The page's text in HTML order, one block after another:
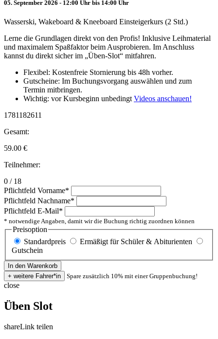
05. September 2026 - 12:00 Uhr bis 14:00 Uhr
Wasserski, Wakeboard & Kneeboard Einsteigerkurs (2 Std.)
Lerne die Grundlagen direkt von den Profis! Inklusive Leihmaterial
und maximalem Spaßfaktor beim Ausprobieren. Im Anschluss
kannst du direkt sicher im „Üben-Slot“ mitfahren.
Flexibel: Kostenfreie Stornierung bis 48h vorher.
Gutscheine: Im Buchungsvorgang auswählen und zum
Termin mitbringen.
Wichtig: vor Kursbeginn unbedingt Videos anschauen!
1781182611
Gesamt:
59.00 €
Teilnehmer:
0 / 18
Pflichtfeld Vorname*
Pflichtfeld Nachname*
Pflichtfeld E-Mail*
* notwendige Angaben, damit wir die Buchung richtig zuordnen können
Preisoption
Standardpreis
Ermäßigt für Schüler & Abiturienten
Gutschein
Spare zusätzlich 10% mit einer Gruppenbuchung!
close
Üben Slot
shareLink teilen